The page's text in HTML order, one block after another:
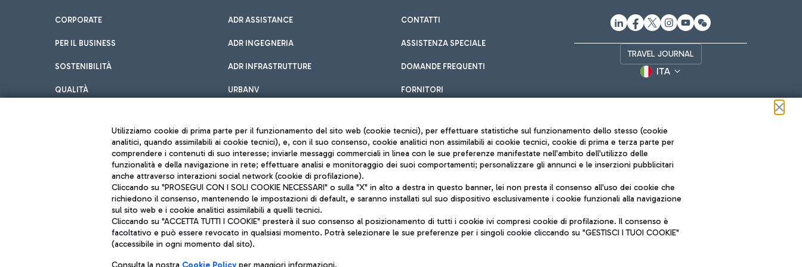
CORPORATE
PER IL BUSINESS
SOSTENIBILITÀ
QUALITÀ
ADR ASSISTANCE
ADR INGEGNERIA
ADR INFRASTRUTTURE
URBANV
CONTATTI
ASSISTENZA SPECIALE
DOMANDE FREQUENTI
FORNITORI
TRAVEL JOURNAL
ITA
Aeroporti di Roma S.p.A. - Società soggetta a direzione e coordinamento di Mundys S.p.A.
Codice fiscale e Registro delle Imprese di Roma 13032990155 P. IVA 06572251004
Capitale sociale 62.224.743,00 int. vers.
Sede legale: Via Pier Paolo Racchetti 1 - 00054 Fiumicino (RM) telefono +39 06 65951
Note legali
Mappa sito
Accessibilità
Roma FCO
L'aeroporto stellato
QUALITÀ SOSTENIBILITÀ INNOVAZIONE
Utilizziamo cookie di prima parte per il funzionamento del sito web (cookie tecnici), per effettuare statistiche sul funzionamento dello stesso (cookie
analitici, quando assimilabili ai cookie tecnici), e, con il suo consenso, cookie analitici non assimilabili ai cookie tecnici, cookie di prima e terza parte per
comprendere i contenuti di suo interesse; inviarle messaggi commerciali in linea con le sue preferenze manifestate nell'ambito dell'utilizzo delle
funzionalità e della navigazione in rete; effettuare analisi e monitoraggio dei suoi comportamenti; personalizzare gli annunci e le inserzioni pubblicitari
anche attraverso interazioni social network (cookie di profilazione).
Cliccando su "PROSEGUI CON I SOLI COOKIE NECESSARI" o sulla "X" in alto a destra in questo banner, lei non presta il consenso all'uso dei cookie che
richiedono il consenso, mantenendo le impostazioni di default, e saranno installati sul suo dispositivo esclusivamente i cookie funzionali alla navigazione
sul sito web e i cookie analitici assimilabili a quelli tecnici.
Cliccando su "ACCETTA TUTTI I COOKIE" presterà il suo consenso al posizionamento di tutti i cookie ivi compresi cookie di profilazione. Il consenso è
facoltativo e può essere revocato in qualsiasi momento. Potrà selezionare le sue preferenze per i singoli cookie cliccando su "GESTISCI I TUOI COOKIE"
(accessibile in ogni momento dal sito).
Consulta la nostra Cookie Policyper maggiori informazioni.